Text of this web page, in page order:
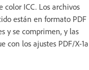
ICC. Los archivos
están en formato PDF
y se comprimen, y las
con los ajustes PDF/X-1a